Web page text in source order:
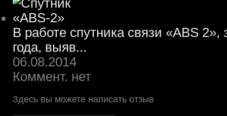
В работе спутника связи «ABS
года, выяв...
06.08.2014
Коммент. нет
Здесь вы можете написать отзыв